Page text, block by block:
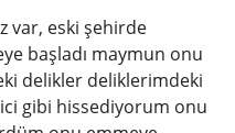
var, eski şehirde
başladı maymun onu
delikler deliklerimdeki
gibi hissediyorum onu